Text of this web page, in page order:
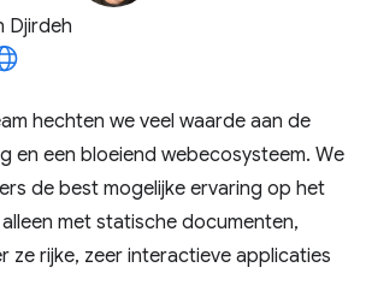
Djirdeh
hechten we veel waarde aan de
en een bloeiend webecosysteem. We
de best mogelijke ervaring op het
met statische documenten,
ze rijke, zeer interactieve applicaties